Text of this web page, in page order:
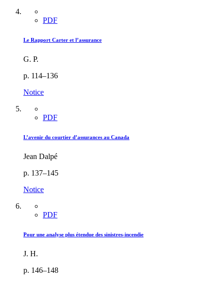
PDF
Le Rapport Carter et l’assurance
G. P.
p. 114–136
Notice
PDF
L’avenir du courtier d’assurances au Canada
Jean Dalpé
p. 137–145
Notice
PDF
Pour une analyse plus étendue des sinistres-incendie
J. H.
p. 146–148